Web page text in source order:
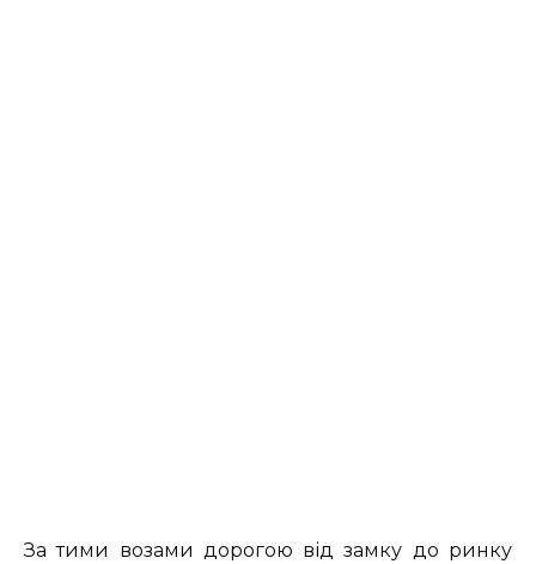
За тими возами дорогою від замку до ринку